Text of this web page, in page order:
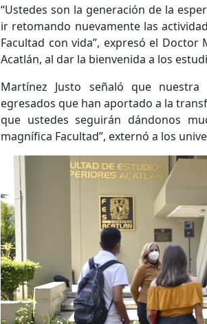
“Ustedes son la generación de la
ir retomando nuevamente las
Facultad con vida”, expresó el Doctor
Acatlán, al dar la bienvenida a los
Martínez Justo señaló que
egresados que han aportado a la
que ustedes seguirán dándonos
magnífica Facultad”, externó a los